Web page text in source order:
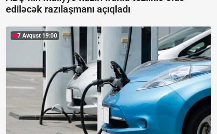
ediləcək razılaşmanı açıqladı
7 Avqust 19:00